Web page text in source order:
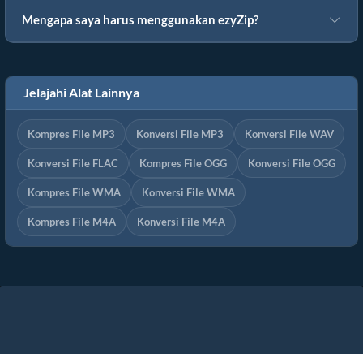
Mengapa saya harus menggunakan ezyZip?
Jelajahi Alat Lainnya
Kompres File MP3 Konversi File MP3 Konversi File WAV
Konversi File FLAC Kompres File OGG Konversi File OGG
Kompres File WMA Konversi File WMA
Kompres File M4A Konversi File M4A